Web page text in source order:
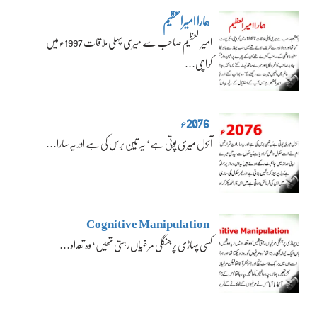
ہمارا امیرالعظیم
امیرالعظیم صاحب سے میری پہلی ملاقات 1997ء میں
کراچی…
2076ء
آئزل میری پوتی ہے‘ یہ تین برس کی ہے اور یہ سارا…
Cognitive Manipulation
کسی پہاڑی پر جنگلی مرغیاں رہتی تھیں‘ وہ تعداد…